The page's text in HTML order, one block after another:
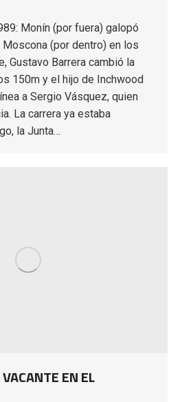
Monín (por fuera) galopó
(por dentro) en los
Gustavo Barrera cambió la
150m y el hijo de Inchwood
a Sergio Vásquez, quien
La carrera ya estaba
la Junta…
EN EL